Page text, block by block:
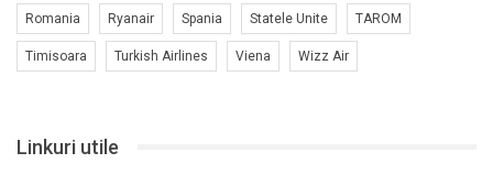
Romania Ryanair Spania Statele Unite TAROM
Timisoara Turkish Airlines Viena Wizz Air
Linkuri utile